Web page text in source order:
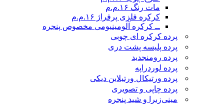
مات رنگ ۱۶.م.م
کرکره فلزی پرفراژ ۱۶.م.م
ــ کرکره آلومینیومی مخصوص پنجره
پرده کرکره ای چوبی
پرده پلیسه پشت دری
پرده رومنجدید
پرده لوردراپه
پرده ورتیکال ورتیلاین دیکی
پرده چاپی و تصویری
مینی‌زبرا و شید پنجره